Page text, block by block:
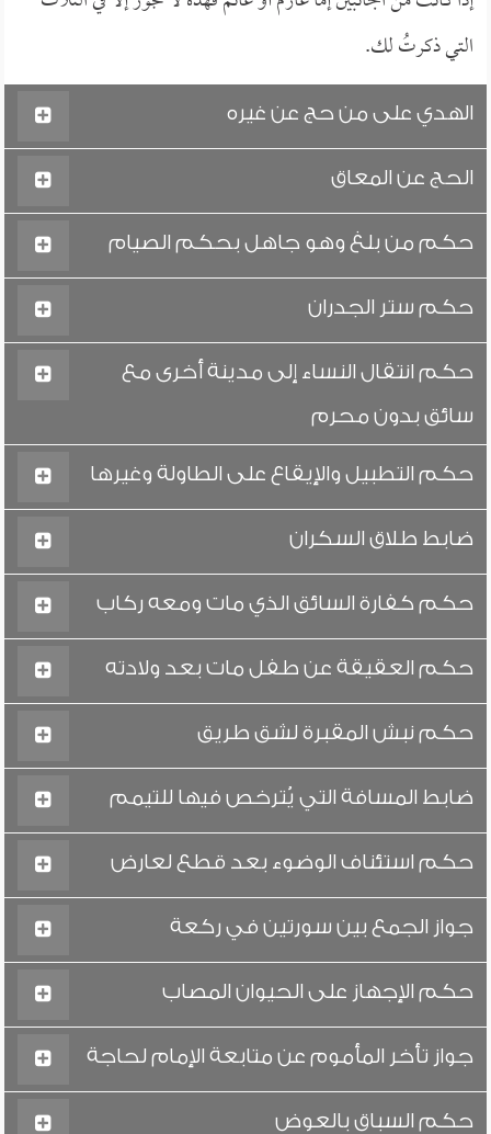
التي ذكرتُ لك.
الهدي على من حج عن غيره
الحج عن المعاق
حكم من بلغ وهو جاهل بحكم الصيام
حكم ستر الجدران
حكم انتقال النساء إلى مدينة أخرى مع
سائق بدون محرم
حكم التطبيل والإيقاع على الطاولة وغيرها
ضابط طلاق السكران
حكم كفارة السائق الذي مات ومعه ركاب
حكم العقيقة عن طفل مات بعد ولادته
حكم نبش المقبرة لشق طريق
ضابط المسافة التي يُترخص فيها للتيمم
حكم استئناف الوضوء بعد قطع لعارض
جواز الجمع بين سورتين في ركعة
حكم الإجهاز على الحيوان المصاب
جواز تأخر المأموم عن متابعة الإمام لحاجة
حكم السباق بالعوض